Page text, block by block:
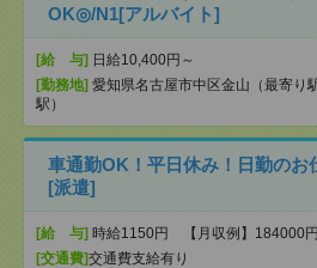
OK◎/N1[アルバイト]
[給 与] 日給10,400円～
[勤務地] 愛知県名古屋市中区金山（最寄り
駅）
車通勤OK！平日休み！日勤のお
[派遣]
[給 与] 時給1150円 【月収例】184000
[交通費]交通費支給有り